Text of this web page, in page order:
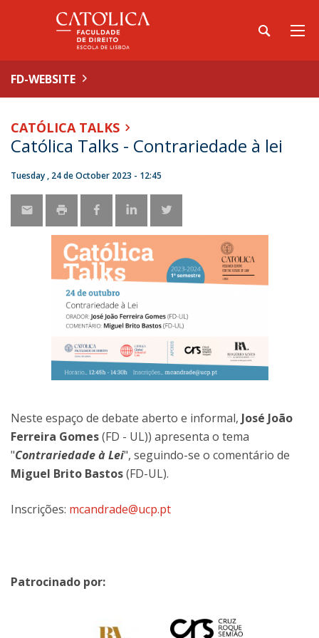
FD-WEBSITE
CATÓLICA TALKS
Católica Talks - Contrariedade à lei
Tuesday , 24 de October 2023 - 12:45
Neste espaço de debate aberto e informal, José João
Ferreira Gomes(FD - UL)) apresenta o tema
"Contrariedade à Lei", seguindo-se o comentário de
Miguel Brito Bastos(FD-UL).
Inscrições: mcandrade@ucp.pt
Patrocinado por: